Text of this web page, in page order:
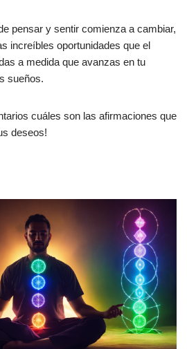
pensar y sentir comienza a cambiar,
increíbles oportunidades que el
a medida que avanzas en tu
sueños.
cuáles son las afirmaciones que
deseos!